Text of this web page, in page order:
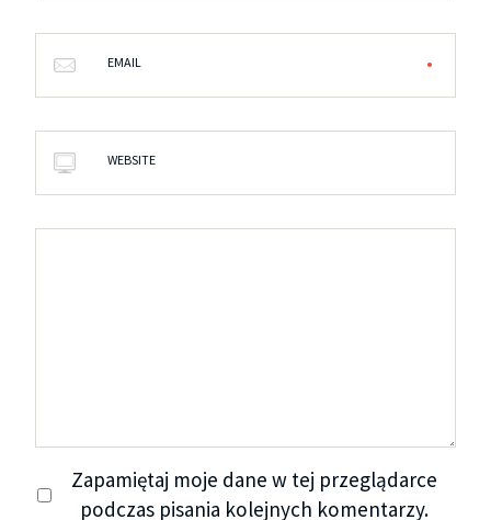
EMAIL
WEBSITE
Zapamiętaj moje dane w tej przeglądarce
podczas pisania kolejnych komentarzy.